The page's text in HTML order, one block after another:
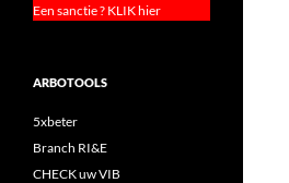
Een sanctie ? KLIK hier
ARBOTOOLS
5xbeter
Branch RI&E
CHECK uw VIB